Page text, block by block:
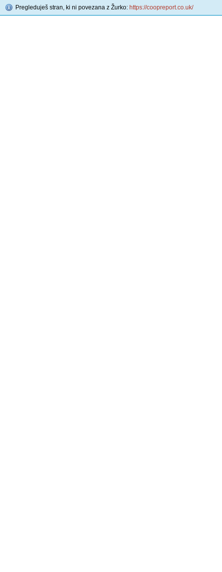
Pregleduješ stran, ki ni povezana z Žurko: https://coopreport.co.uk/